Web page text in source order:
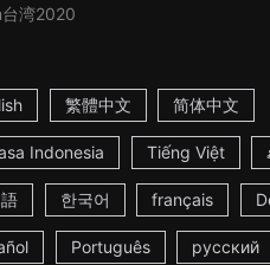
台湾2020
繁體中文 简体中文
Indonesia Tiếng Việt
한국어 français
Português русский